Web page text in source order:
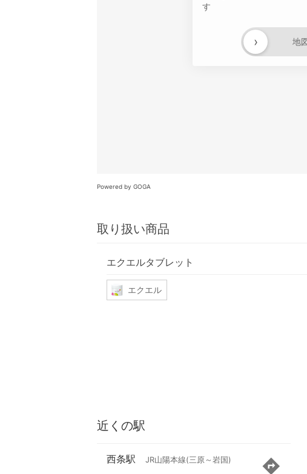
す
地
›
Powered by GOGA
取り扱い商品
エクエルタブレット
エクエル
近くの駅
西条駅 JR山陽本線(三原～岩国)